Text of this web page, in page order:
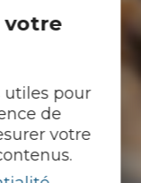
votre
utiles pour
de
votre